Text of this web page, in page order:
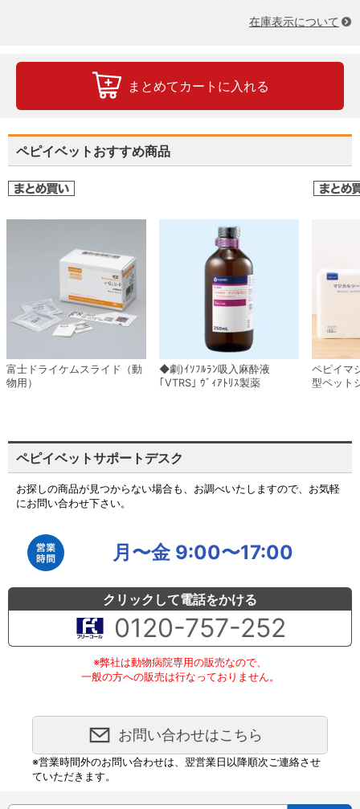
在庫表示について
まとめてカートに入れる
ペピイベットおすすめ商品
富士ドライケムスライド（動
物用）
◆劇)ｲｿﾌﾙﾗﾝ吸入麻酔液
｢VTRS｣ ｳﾞｨｱﾄﾘｽ製薬
ペピイマ
型ペット
ペピイベットサポートデスク
お探しの商品が見つからない場合も、お調べいたしますので、お気軽
にお問い合わせ下さい。
月〜金 9:00〜17:00
クリックして電話をかける
0120-757-252
※弊社は動物病院専用の販売なので、
一般の方への販売は行なっておりません。
お問い合わせはこちら
※営業時間外のお問い合わせは、翌営業日以降順次ご連絡させ
ていただきます。